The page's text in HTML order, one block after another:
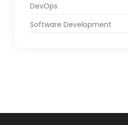
DevOps
Software Development